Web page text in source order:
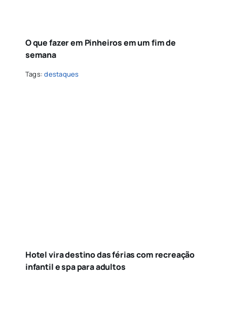
O que fazer em Pinheiros em um fim de
semana
Tags:destaques
Hotel vira destino das férias com recreação
infantil e spa para adultos